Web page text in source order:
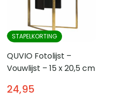
STAPELKORTING
QUVIO Fotolijst –
Vouwlijst – 15 x 20,5 cm
24,95